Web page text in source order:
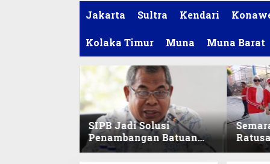
Jakarta Sultra Kendari
Kolaka Timur Muna Muna Barat
SIPB Jadi Solusi
Penambangan Batuan
Komoditas ex-Golongan